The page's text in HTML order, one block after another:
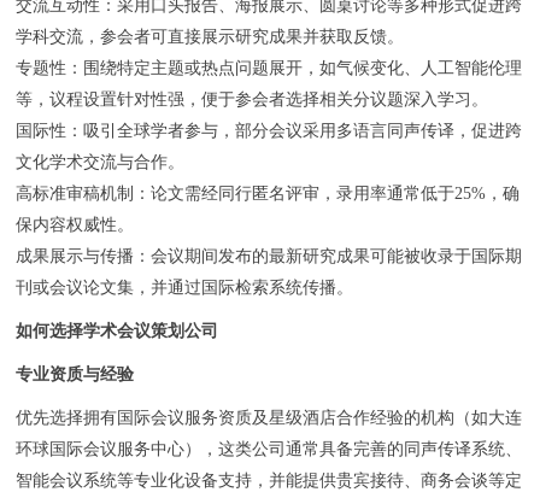
交流互动性：采用口头报告、海报展示、圆桌讨论等多种形式促进跨
学科交流，参会者可直接展示研究成果并获取反馈。
专题性：围绕特定主题或热点问题展开，如气候变化、人工智能伦理
等，议程设置针对性强，便于参会者选择相关分议题深入学习。
国际性：吸引全球学者参与，部分会议采用多语言同声传译，促进跨
文化学术交流与合作。
高标准审稿机制：论文需经同行匿名评审，录用率通常低于25%，确
保内容权威性。
成果展示与传播：会议期间发布的最新研究成果可能被收录于国际期
刊或会议论文集，并通过国际检索系统传播。
如何选择学术会议策划公司
专业资质与经验
优先选择拥有国际会议服务资质及星级酒店合作经验的机构（如大连
环球国际会议服务中心），这类公司通常具备完善的同声传译系统、
智能会议系统等专业化设备支持，并能提供贵宾接待、商务会谈等定